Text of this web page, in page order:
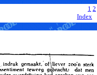
1 2
Index